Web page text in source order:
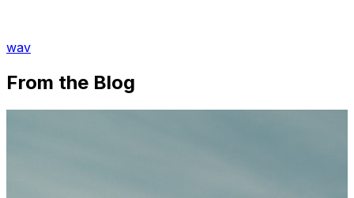
wav
From the Blog